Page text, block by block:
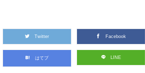
Twitter Facebook
はてブ LINE